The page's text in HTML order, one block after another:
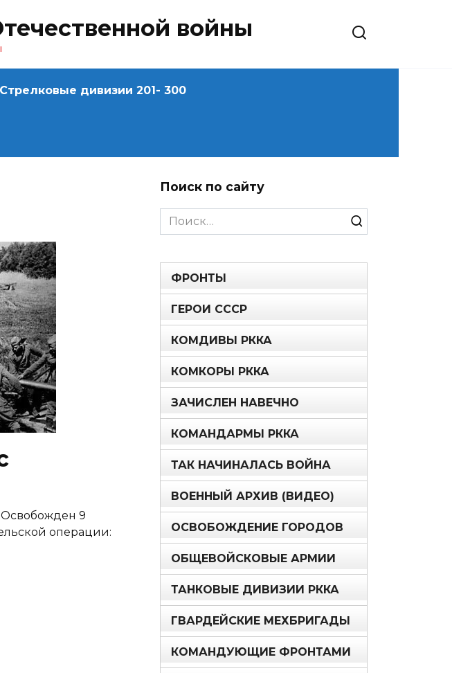
войны
Стрелковые дивизии 201- 300
9
операции:
Поиск по сайту
Search
for:
ФРОНТЫ
ГЕРОИ СССР
КОМДИВЫ РККА
КОМКОРЫ РККА
ЗАЧИСЛЕН НАВЕЧНО
КОМАНДАРМЫ РККА
ТАК НАЧИНАЛАСЬ ВОЙНА
ВОЕННЫЙ АРХИВ (ВИДЕО)
ОСВОБОЖДЕНИЕ ГОРОДОВ
ОБЩЕВОЙСКОВЫЕ АРМИИ
ТАНКОВЫЕ ДИВИЗИИ РККА
ГВАРДЕЙСКИЕ МЕХБРИГАДЫ
КОМАНДУЮЩИЕ ФРОНТАМИ